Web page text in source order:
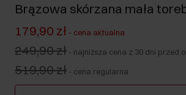
Brązowa skórzana mała
179,90 zł - cena aktualna
249,90 zł - najniższa cena z 30 dni przed
519,90 zł - cena regularna